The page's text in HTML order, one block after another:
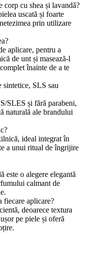
corp cu shea și lavandă?
uscată și foarte
prin utilizare
aplicare, pentru a
de unt și masează-l
înainte de a te
SLS sau
SLES și fără parabeni,
naturală ale brandului
ideal integrat în
a unui ritual de îngrijire
este o alegere elegantă
calmant de
fiecare aplicare?
deoarece textura
pe piele și oferă